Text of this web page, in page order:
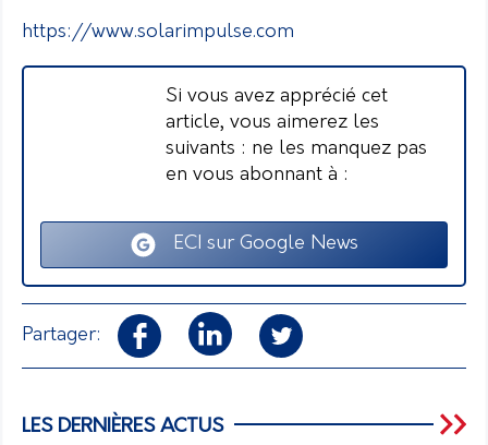
https://www.solarimpulse.com
Si vous avez apprécié cet
article, vous aimerez les
suivants : ne les manquez pas
en vous abonnant à :
ECI sur Google News
Partager:
LES DERNIÈRES ACTUS